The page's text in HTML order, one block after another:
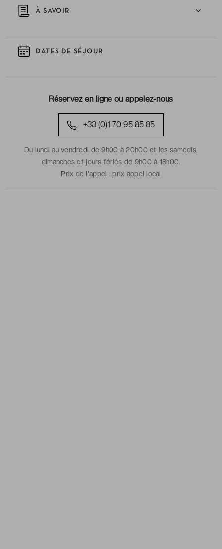
À SAVOIR
DATES DE SÉJOUR
Réservez en ligne ou appelez-nous
+33 (0)1 70 95 85 85
Du lundi au vendredi de 9h00 à 20h00 et les samedis,
dimanches et jours fériés de 9h00 à 18h00.
Prix de l'appel :prix appel local